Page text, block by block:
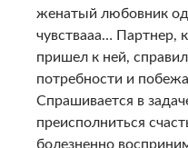
женатый любовник
чувствааа… Партнер,
пришел к ней,
потребности и
Спрашивается в
преисполниться
болезненно